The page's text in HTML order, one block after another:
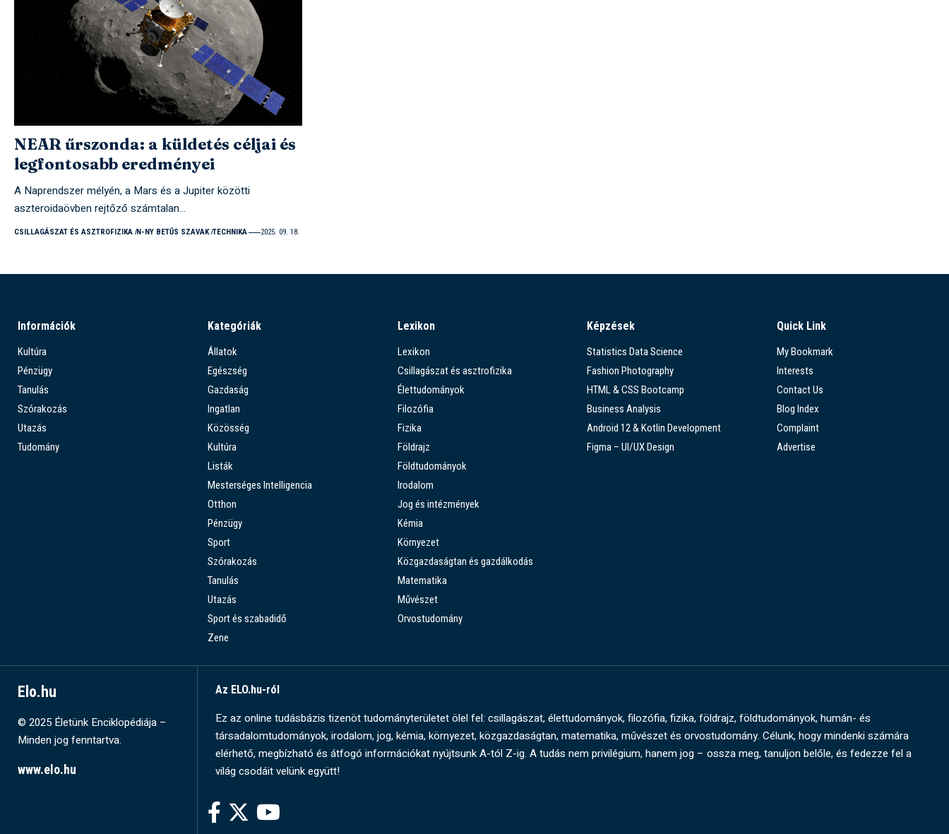
NEAR űrszonda: a küldetés céljai és
legfontosabb eredményei
A Naprendszer mélyén, a Mars és a Jupiter közötti
aszteroidaövben rejtőző számtalan…
CSILLAGÁSZAT ÉS ASZTROFIZIKA N-NY BETŰS SZAVAK TECHNIKA 2025. 09. 18.
Információk
Kultúra
Pénzügy
Tanulás
Szórakozás
Utazás
Tudomány
Kategóriák
Állatok
Egészség
Gazdaság
Ingatlan
Közösség
Kultúra
Listák
Mesterséges Intelligencia
Otthon
Pénzügy
Sport
Szórakozás
Tanulás
Utazás
Sport és szabadidő
Zene
Lexikon
Lexikon
Csillagászat és asztrofizika
Élettudományok
Filozófia
Fizika
Földrajz
Földtudományok
Irodalom
Jog és intézmények
Kémia
Környezet
Közgazdaságtan és gazdálkodás
Matematika
Művészet
Orvostudomány
Képzések
Statistics Data Science
Fashion Photography
HTML & CSS Bootcamp
Business Analysis
Android 12 & Kotlin Development
Figma – UI/UX Design
Quick Link
My Bookmark
Interests
Contact Us
Blog Index
Complaint
Advertise
Elo.hu
© 2025 Életünk Enciklopédiája –
Minden jog fenntartva.
www.elo.hu
Az ELO.hu-ról
Ez az online tudásbázis tizenöt tudományterületet ölel fel: csillagászat, élettudományok, filozófia, fizika, földrajz, földtudományok, humán- és
társadalomtudományok, irodalom, jog, kémia, környezet, közgazdaságtan, matematika, művészet és orvostudomány. Célunk, hogy mindenki számára
elérhető, megbízható és átfogó információkat nyújtsunk A-tól Z-ig. A tudás nem privilégium, hanem jog – ossza meg, tanuljon belőle, és fedezze fel a
világ csodáit velünk együtt!